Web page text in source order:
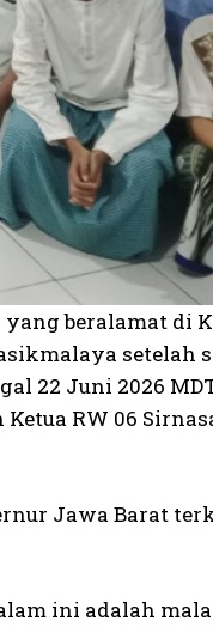
beralamat di
setelah
22 Juni 2026
RW 06
Jawa Barat
ini adalah